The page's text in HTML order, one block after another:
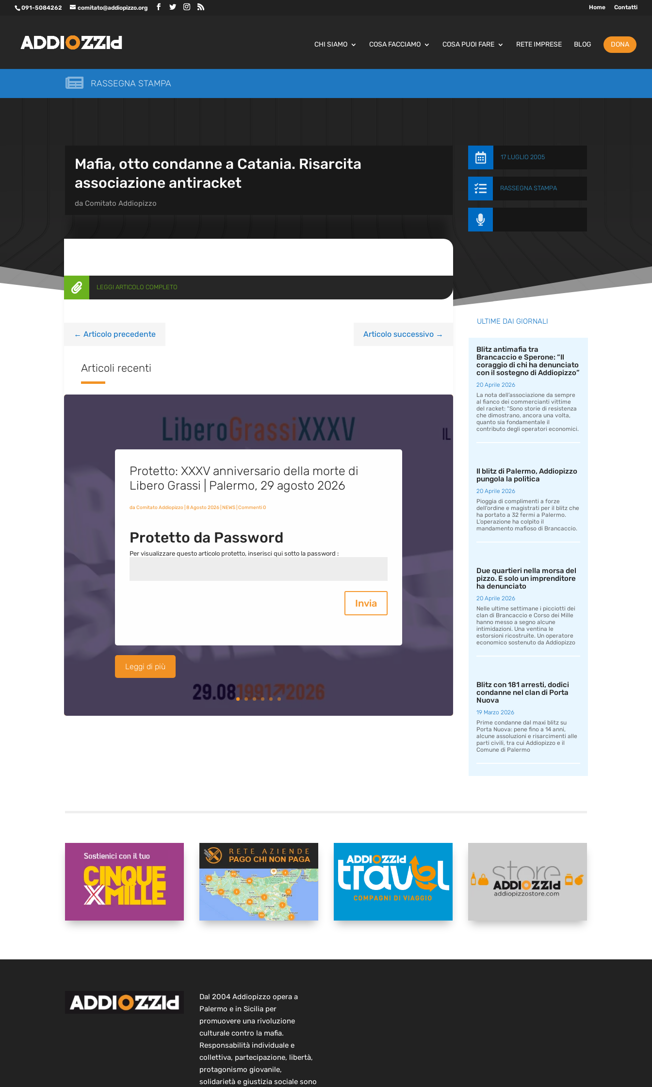
091-5084262 comitato@addiopizzo.org Home Contatti
CHI SIAMO COSA FACCIAMO COSA PUOI FARE RETE IMPRESE BLOG DONA
 RASSEGNA STAMPA
Mafia, otto condanne a Catania. Risarcita
associazione antiracket
da Comitato Addiopizzo
 17 LUGLIO 2005
 RASSEGNA STAMPA

 LEGGI ARTICOLO COMPLETO
← Articolo precedente Articolo successivo→
Articoli recenti
Protetto: XXXV anniversario della morte di
Libero Grassi | Palermo, 29 agosto 2026
da Comitato Addiopizzo| 8 Agosto 2026| NEWS| Commenti 0
Protetto da Password
Per visualizzare questo articolo protetto, inserisci qui sotto la password :
Invia
Leggi di più
ULTIME DAI GIORNALI
Blitz antimafia tra
Brancaccio e Sperone: “Il
coraggio di chi ha denunciato
con il sostegno di Addiopizzo”
20 Aprile 2026
La nota dell’associazione da sempre
al fianco dei commercianti vittime
del racket: “Sono storie di resistenza
che dimostrano, ancora una volta,
quanto sia fondamentale il
contributo degli operatori economici.
Il blitz di Palermo, Addiopizzo
pungola la politica
20 Aprile 2026
Pioggia di complimenti a forze
dell’ordine e magistrati per il blitz che
ha portato a 32 fermi a Palermo.
L’operazione ha colpito il
mandamento mafioso di Brancaccio.
Due quartieri nella morsa del
pizzo. E solo un imprenditore
ha denunciato
20 Aprile 2026
Nelle ultime settimane i picciotti dei
clan di Brancaccio e Corso dei Mille
hanno messo a segno alcune
intimidazioni. Una ventina le
estorsioni ricostruite. Un operatore
economico sostenuto da Addiopizzo
Blitz con 181 arresti, dodici
condanne nel clan di Porta
Nuova
19 Marzo 2026
Prime condanne dal maxi blitz su
Porta Nuova: pene fino a 14 anni,
alcune assoluzioni e risarcimenti alle
parti civili, tra cui Addiopizzo e il
Comune di Palermo
Dal 2004 Addiopizzo opera a
Palermo e in Sicilia per
promuovere una rivoluzione
culturale contro la mafia.
Responsabilità individuale e
collettiva, partecipazione, libertà,
protagonismo giovanile,
solidarietà e giustizia sociale sono